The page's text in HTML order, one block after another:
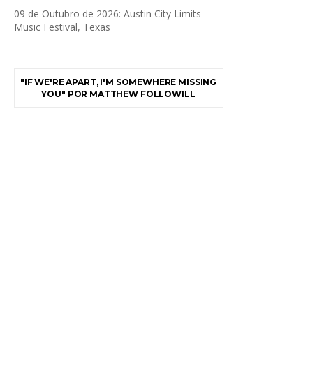
09 de Outubro de 2026: Austin City Limits
Music Festival, Texas
"IF WE'RE APART, I'M SOMEWHERE MISSING
YOU" POR MATTHEW FOLLOWILL